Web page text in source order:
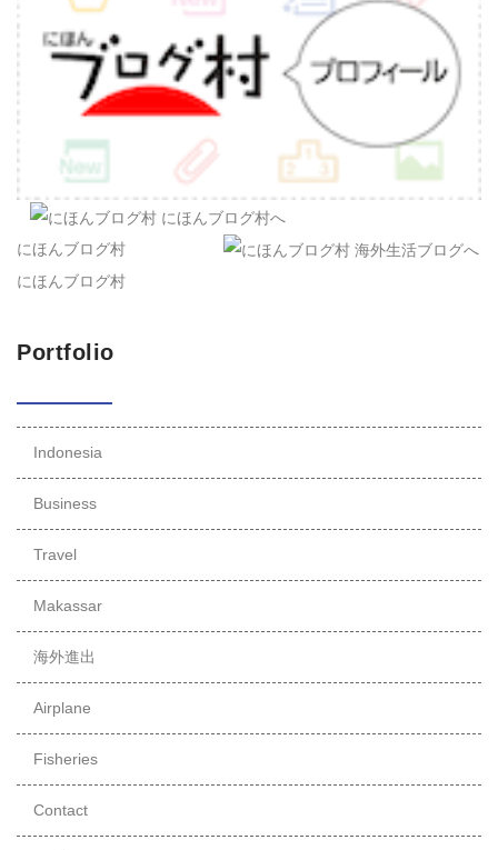
にほんブログ村
にほんブログ村
Portfolio
Indonesia
Business
Travel
Makassar
海外進出
Airplane
Fisheries
Contact